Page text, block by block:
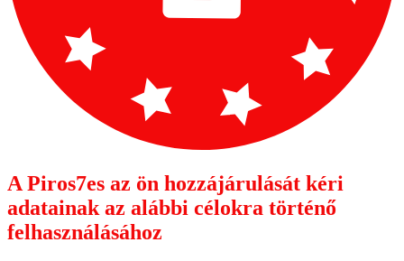
A Piros7es az ön hozzájárulását kéri
adatainak az alábbi célokra történő
felhasználásához